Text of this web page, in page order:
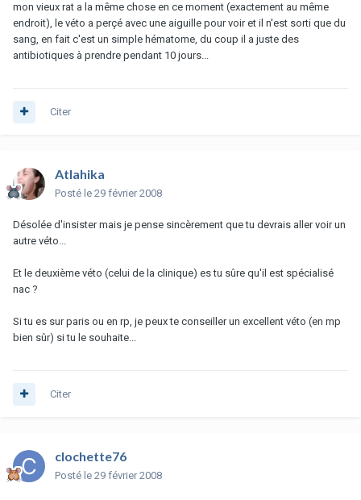
mon vieux rat a la même chose en ce moment (exactement au même
endroit), le véto a perçé avec une aiguille pour voir et il n'est sorti que du
sang, en fait c'est un simple hématome, du coup il a juste des
antibiotiques à prendre pendant 10 jours...
Citer
Atlahika
Posté le 29 février 2008
Désolée d'insister mais je pense sincèrement que tu devrais aller voir un
autre véto...
Et le deuxième véto (celui de la clinique) es tu sûre qu'il est spécialisé
nac ?
Si tu es sur paris ou en rp, je peux te conseiller un excellent véto (en mp
bien sûr) si tu le souhaite...
Citer
clochette76
Posté le 29 février 2008